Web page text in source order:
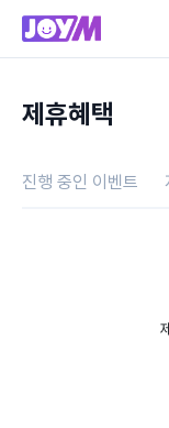
제휴혜택
진행 중인 이벤트